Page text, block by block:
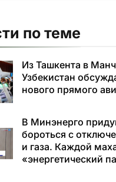
по теме
Из Ташкента в
Узбекистан
нового прямого
В Минэнерго
бороться с
и газа. Каждой
«энергетический